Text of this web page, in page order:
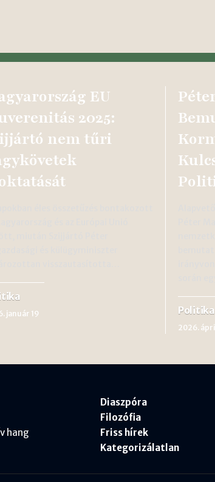
EU
2025:
nem tűri
január 19 Politika
2026.
hang
Diaszpóra
Filozófia
Friss hírek
Kategorizálatlan